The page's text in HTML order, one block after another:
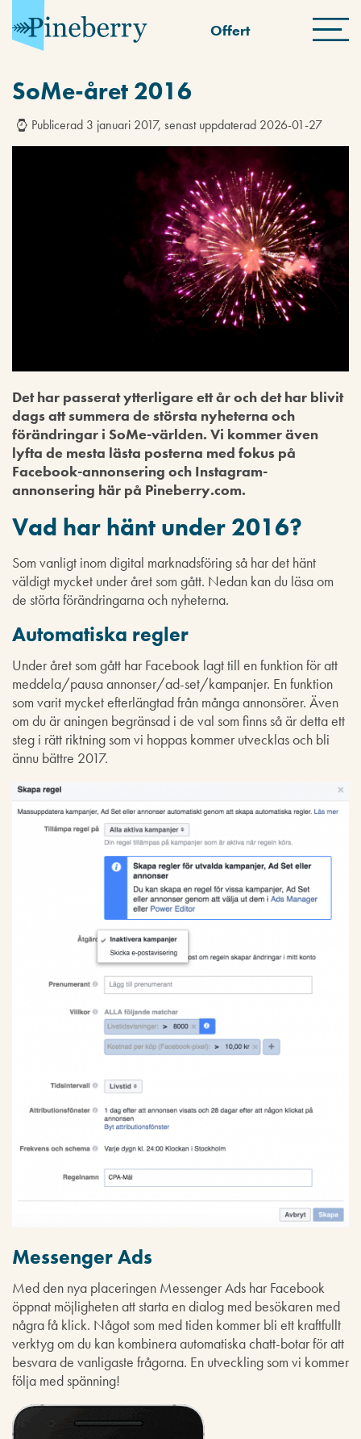
Offert
SoMe-året 2016
Publicerad 3 januari 2017, senast uppdaterad 2026-01-27
Det har passerat ytterligare ett år och det har blivit
dags att summera de största nyheterna och
förändringar i SoMe-världen. Vi kommer även
lyfta de mesta lästa posterna med fokus på
Facebook-annonsering och Instagram-
annonsering här på Pineberry.com.
Vad har hänt under 2016?
Som vanligt inom digital marknadsföring så har det hänt
väldigt mycket under året som gått. Nedan kan du läsa om
de störta förändringarna och nyheterna.
Automatiska regler
Under året som gått har Facebook lagt till en funktion för att
meddela/pausa annonser/ad-set/kampanjer. En funktion
som varit mycket efterlängtad från många annonsörer. Även
om du är aningen begränsad i de val som finns så är detta ett
steg i rätt riktning som vi hoppas kommer utvecklas och bli
ännu bättre 2017.
Messenger Ads
Med den nya placeringen Messenger Ads har Facebook
öppnat möjligheten att starta en dialog med besökaren med
några få klick. Något som med tiden kommer bli ett kraftfullt
verktyg om du kan kombinera automatiska chatt-botar för att
besvara de vanligaste frågorna. En utveckling som vi kommer
följa med spänning!